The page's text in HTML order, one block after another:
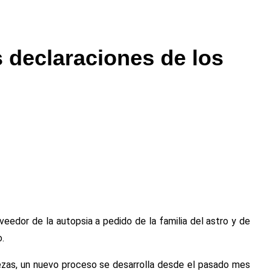
declaraciones de los
de la autopsia a pedido de la familia del astro y de
un nuevo proceso se desarrolla desde el pasado mes